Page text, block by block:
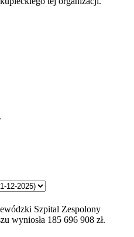
Szpital Zespolony
wyniosła 185 696 908 zł.